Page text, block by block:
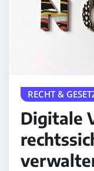
RECHT &
Digitale